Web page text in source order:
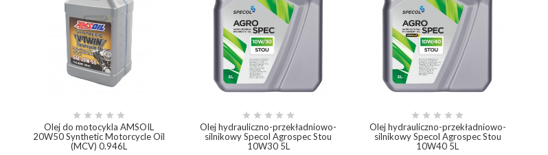
    
Olej do motocykla AMSOIL
20W50 Synthetic Motorcycle Oil
(MCV) 0.946L
    
Olej hydrauliczno-przekładniowo-
silnikowy Specol Agrospec Stou
10W30 5L
    
Olej hydrauliczno-przekładniowo-
silnikowy Specol Agrospec Stou
10W40 5L